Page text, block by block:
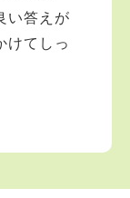
い答えが
けてしっ